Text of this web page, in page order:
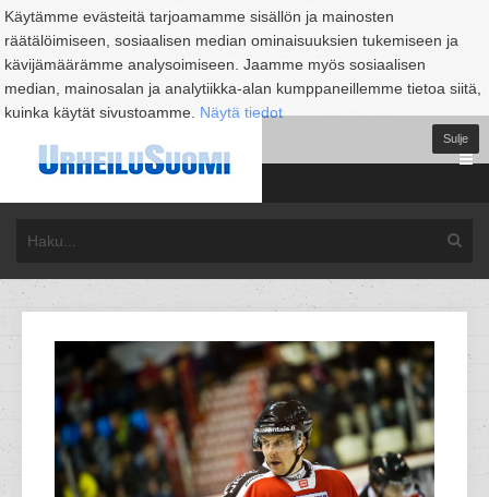
Käytämme evästeitä tarjoamamme sisällön ja mainosten
räätälöimiseen, sosiaalisen median ominaisuuksien tukemiseen ja
kävijämäärämme analysoimiseen. Jaamme myös sosiaalisen
median, mainosalan ja analytiikka-alan kumppaneillemme tietoa siitä,
kuinka käytät sivustoamme. Näytä tiedot
Sulje